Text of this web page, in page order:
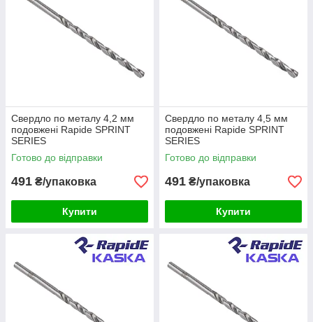
Свердло по металу 4,2 мм
подовжені Rapide SPRINT
SERIES
Готово до відправки
491 ₴/упаковка
Купити
Свердло по металу 4,5 мм
подовжені Rapide SPRINT
SERIES
Готово до відправки
491 ₴/упаковка
Купити